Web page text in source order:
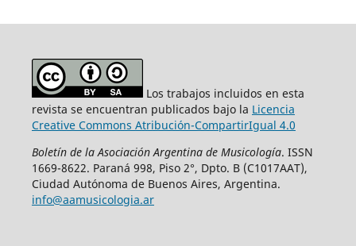
Los trabajos incluidos en esta
revista se encuentran publicados bajo la Licencia
Creative Commons Atribución-CompartirIgual 4.0
Boletín de la Asociación Argentina de Musicología. ISSN
1669-8622. Paraná 998, Piso 2°, Dpto. B (C1017AAT),
Ciudad Autónoma de Buenos Aires, Argentina.
info@aamusicologia.ar